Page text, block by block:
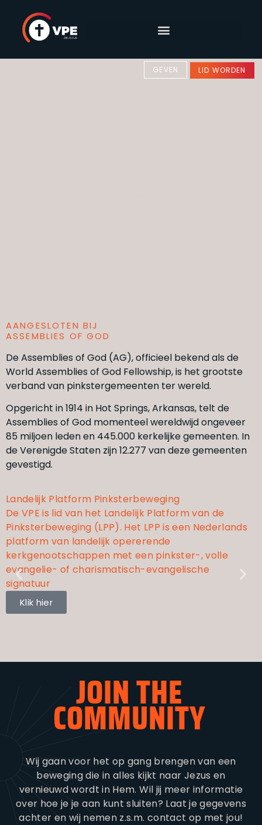
GEVEN LID WORDEN
AANGESLOTEN BIJ
ASSEMBLIES OF GOD
De Assemblies of God (AG), officieel bekend als de
World Assemblies of God Fellowship, is het grootste
verband van pinkstergemeenten ter wereld.
Opgericht in 1914 in Hot Springs, Arkansas, telt de
Assemblies of God momenteel wereldwijd ongeveer
85 miljoen leden en 445.000 kerkelijke gemeenten. In
de Verenigde Staten zijn 12.277 van deze gemeenten
gevestigd.
Landelijk Platform Pinksterbeweging
De VPE is lid van het Landelijk Platform van de
Pinksterbeweging (LPP). Het LPP is een Nederlands
platform van landelijk opererende
kerkgenootschappen met een pinkster-, volle
evangelie- of charismatisch-evangelische
signatuur
Klik hier
JOIN THE
COMMUNITY
Wij gaan voor het op gang brengen van een
beweging die in alles kijkt naar Jezus en
vernieuwd wordt in Hem. Wil jij meer informatie
over hoe je je aan kunt sluiten? Laat je gegevens
achter en wij nemen z.s.m. contact op met jou!